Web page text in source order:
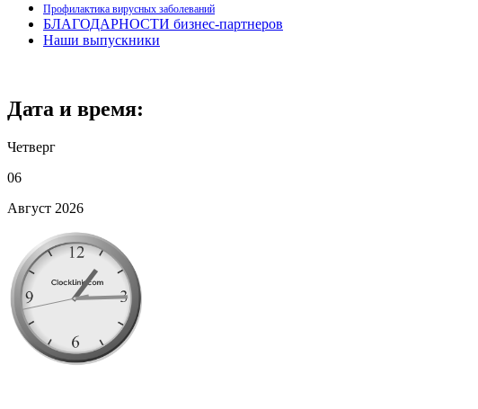
Профилактика вирусных заболеваний
БЛАГОДАРНОСТИ бизнес-партнеров
Наши выпускники
Дата и время:
Четверг
06
Август 2026